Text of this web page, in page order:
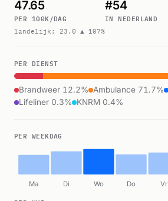
47.65
PER 100K/DAG
landelijk: 23.0 ▲ 107%
#54
IN NEDERLAND
PER DIENST
Brandweer 12.2% Ambulance 71.7%
Lifeliner 0.3%
KNRM 0.4%
PER WEEKDAG
Ma Di Wo Do Vr